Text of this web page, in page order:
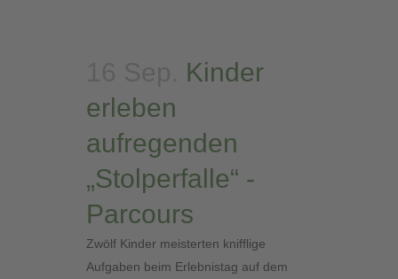
Kinder
erleben
aufregenden
„Stolperfalle“ -
Parcours
Zwölf Kinder meisterten knifflige
Aufgaben beim Erlebnistag auf dem